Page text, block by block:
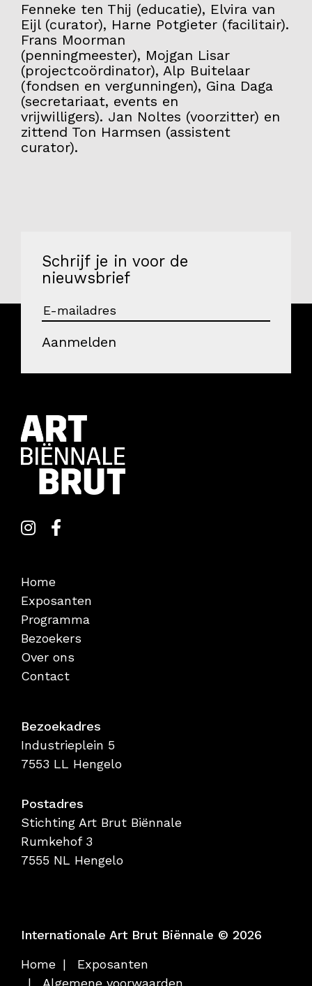
Fenneke ten Thij (educatie), Elvira van
Eijl (curator), Harne Potgieter (facilitair).
Frans Moorman
(penningmeester), Mojgan Lisar
(projectcoördinator), Alp Buitelaar
(fondsen en vergunningen), Gina Daga
(secretariaat, events en
vrijwilligers). Jan Noltes (voorzitter) en
zittend Ton Harmsen (assistent
curator).
Schrijf je in voor de
nieuwsbrief
Aanmelden
Home
Exposanten
Programma
Bezoekers
Over ons
Contact
Bezoekadres
Industrieplein 5
7553 LL Hengelo
Postadres
Stichting Art Brut Biënnale
Rumkehof 3
7555 NL Hengelo
Internationale Art Brut Biënnale © 2026
Home
Exposanten
Algemene voorwaarden